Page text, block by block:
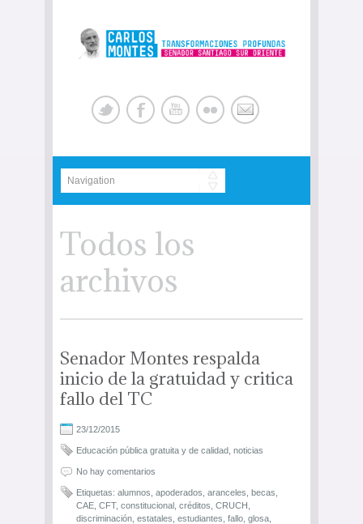
Todos los
archivos
Senador Montes respalda
inicio de la gratuidad y critica
fallo del TC
23/12/2015
Educación pública gratuita y de calidad noticias
No hay comentarios
Etiquetas: alumnos apoderados aranceles becas
CAE CFT, constitucional créditos CRUCH
discriminación estatales estudiantes fallo glosa